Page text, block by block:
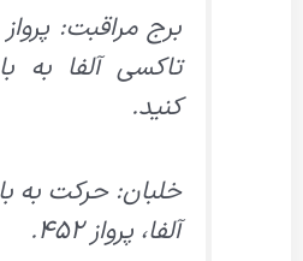
کنید.
آلفا، پرواز ۴۵۲.